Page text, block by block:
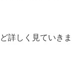
詳しく見ていきま